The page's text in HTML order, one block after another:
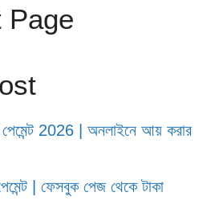
Page
2026 | অনলাইনে আয় করার
| ফেসবুক পেজ থেকে টাকা